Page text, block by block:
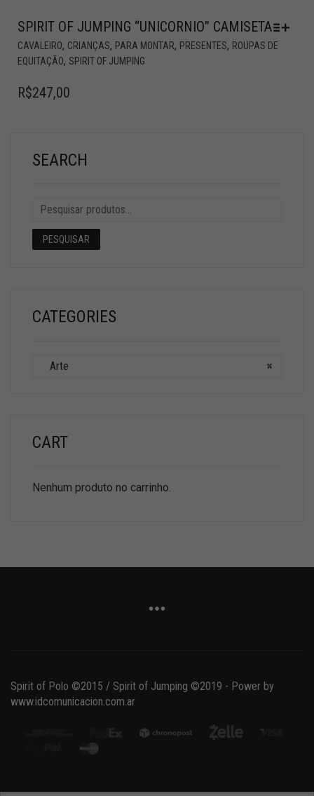
SPIRIT OF JUMPING “UNICORNIO” CAMISETA
CAVALEIRO, CRIANÇAS, PARA MONTAR, PRESENTES, ROUPAS DE
EQUITAÇÃO, SPIRIT OF JUMPING
R$247,00
SEARCH
PESQUISAR
CATEGORIES
×
Arte
CART
Nenhum produto no carrinho.
Spirit of Polo ©2015 / Spirit of Jumping ©2019 - Power by
www.idcomunicacion.com.ar